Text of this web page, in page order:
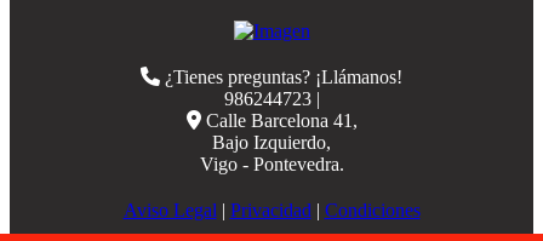
¿Tienes preguntas? ¡Llámanos!
986244723 |
Calle Barcelona 41,
Bajo Izquierdo,
Vigo - Pontevedra.
Aviso Legal | Privacidad | Condiciones